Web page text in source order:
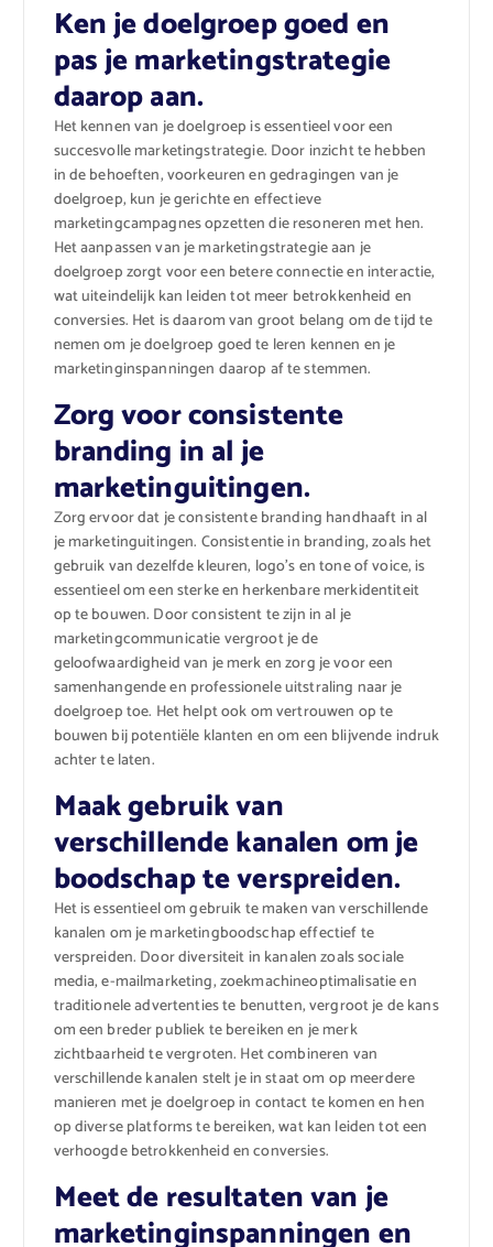
Ken je doelgroep goed en
pas je marketingstrategie
daarop aan.
Het kennen van je doelgroep is essentieel voor een
succesvolle marketingstrategie. Door inzicht te hebben
in de behoeften, voorkeuren en gedragingen van je
doelgroep, kun je gerichte en effectieve
marketingcampagnes opzetten die resoneren met hen.
Het aanpassen van je marketingstrategie aan je
doelgroep zorgt voor een betere connectie en interactie,
wat uiteindelijk kan leiden tot meer betrokkenheid en
conversies. Het is daarom van groot belang om de tijd te
nemen om je doelgroep goed te leren kennen en je
marketinginspanningen daarop af te stemmen.
Zorg voor consistente
branding in al je
marketinguitingen.
Zorg ervoor dat je consistente branding handhaaft in al
je marketinguitingen. Consistentie in branding, zoals het
gebruik van dezelfde kleuren, logo’s en tone of voice, is
essentieel om een sterke en herkenbare merkidentiteit
op te bouwen. Door consistent te zijn in al je
marketingcommunicatie vergroot je de
geloofwaardigheid van je merk en zorg je voor een
samenhangende en professionele uitstraling naar je
doelgroep toe. Het helpt ook om vertrouwen op te
bouwen bij potentiële klanten en om een blijvende indruk
achter te laten.
Maak gebruik van
verschillende kanalen om je
boodschap te verspreiden.
Het is essentieel om gebruik te maken van verschillende
kanalen om je marketingboodschap effectief te
verspreiden. Door diversiteit in kanalen zoals sociale
media, e-mailmarketing, zoekmachineoptimalisatie en
traditionele advertenties te benutten, vergroot je de kans
om een breder publiek te bereiken en je merk
zichtbaarheid te vergroten. Het combineren van
verschillende kanalen stelt je in staat om op meerdere
manieren met je doelgroep in contact te komen en hen
op diverse platforms te bereiken, wat kan leiden tot een
verhoogde betrokkenheid en conversies.
Meet de resultaten van je
marketinginspanningen en